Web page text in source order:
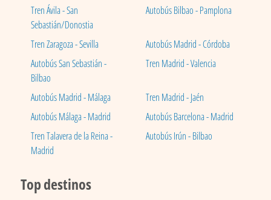
Tren Ávila - San
Sebastián/Donostia
Autobús Bilbao - Pamplona
Tren Zaragoza - Sevilla
Autobús Madrid - Córdoba
Autobús San Sebastián -
Bilbao
Tren Madrid - Valencia
Autobús Madrid - Málaga
Tren Madrid - Jaén
Autobús Málaga - Madrid
Autobús Barcelona - Madrid
Tren Talavera de la Reina -
Madrid
Autobús Irún - Bilbao
Top destinos